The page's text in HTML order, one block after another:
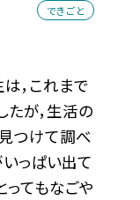
できごと
，これまで
が，生活の
つけて調べ
っぱい出て
ってもなごや